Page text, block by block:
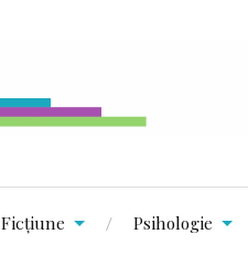
Ficțiune Psihologie